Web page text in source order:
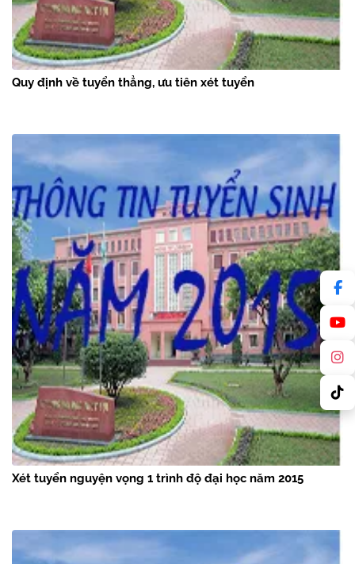
Quy định về tuyển thẳng, ưu tiên xét tuyển
Xét tuyển nguyện vọng 1 trình độ đại học năm 2015